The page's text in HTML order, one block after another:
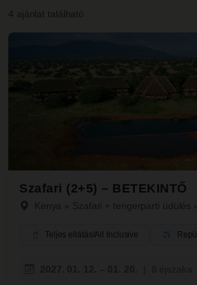
4 ajánlat található
Szafari (2+5) – BETEKINTŐ
Kenya » Szafari + tengerparti üdülés
Teljes ellátás/All Inclusive